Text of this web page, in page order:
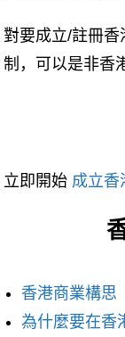
對要成立/註冊
制，可以是非香
立即開始 成立香
香港商業構思
為什麼要在香